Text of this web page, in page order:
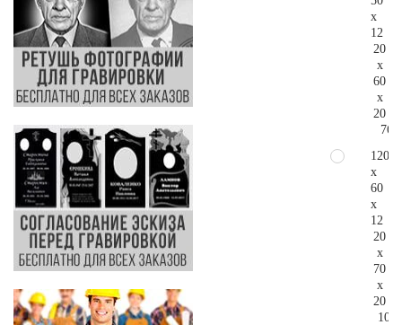
x
12
20
x
60
x
20
120
x
60
x
12
20
x
70
x
20